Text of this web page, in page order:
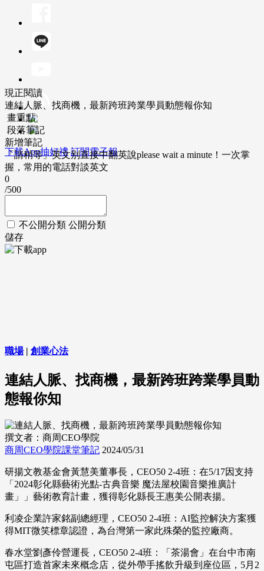
下載App抽好禮 訂閱電子報
現正閱讀
連結人脈、找商機，最新跨班跨業學員動態報你知
畫重點
段落筆記
新增筆記
「請稍等」英文別直接中翻英說please wait a minute！一次掌
握，常用的電話對談英文
0
/500
不公開分類 公開分類
儲存
職場| 創業心法
連結人脈、找商機，最新跨班跨業學員動
態報你知
撰文者：商周CEO學院
商周CEO學院課堂筆記 2024/05/31
研揚文教基金會黃慧美董事長，CEO50 2-4班：在5/17因支持
「2024彰化縣藝術光點-古典音樂 魔法屋校園音樂推廣計
畫」」藝術教育計畫，獲得彰化縣長王惠美公開表揚。
利凌企業許家銘副總經理，CEO50 2-4班：AI監控解決方案獲
得MIT微笑標章認證，為台灣第一家此殊榮的監控廠商。
春水堂劉彥伶營運長，CEO50 2-4班：「茶湯會」在台中市南
屯區打造首家未來概念店，從外帶手搖飲升級到座位區，5月2